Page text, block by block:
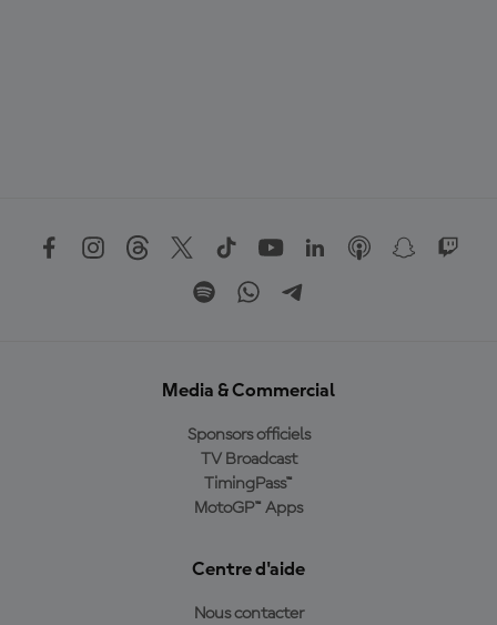
Media & Commercial
Sponsors officiels
TV Broadcast
TimingPass™
MotoGP™ Apps
Centre d'aide
Nous contacter